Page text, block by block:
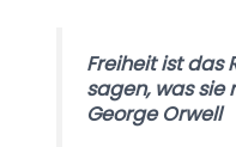
Freiheit ist das
sagen, was sie
George Orwell